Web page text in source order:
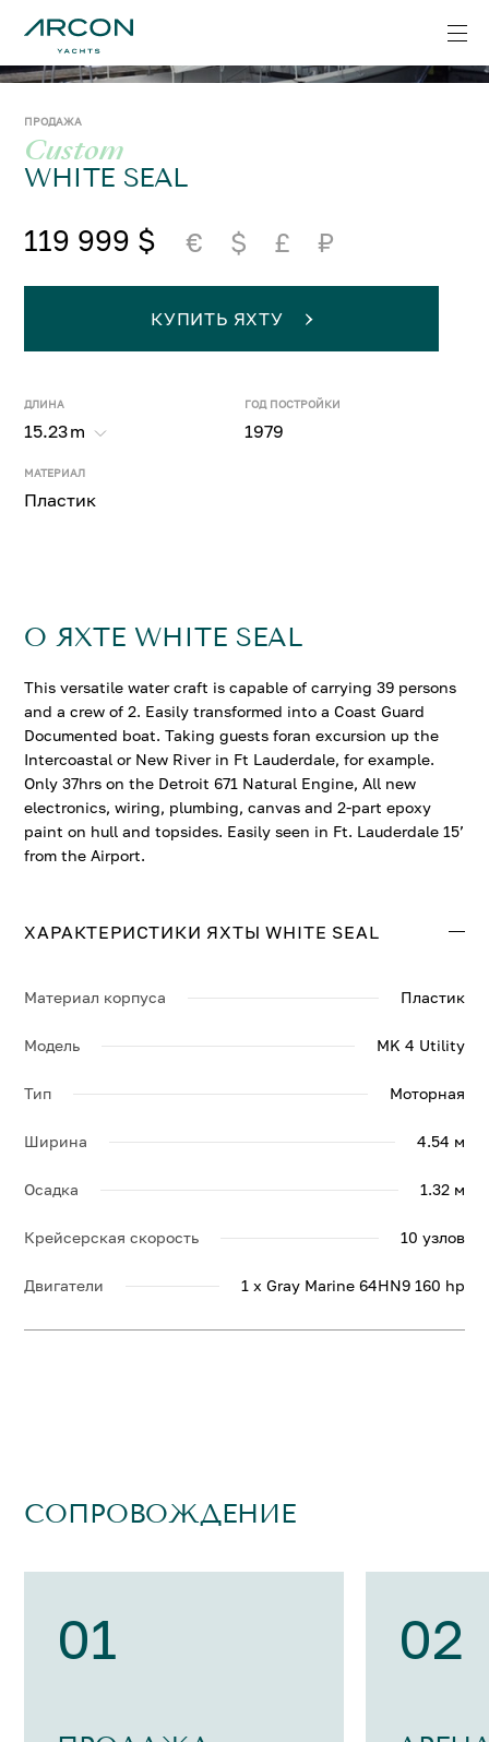
ПРОДАЖА
Custom
WHITE SEAL
119 999 $ € $ £ ₽
ДЛИНА
15.23m
ГОД ПОСТРОЙКИ
1979
МАТЕРИАЛ
Пластик
КУПИТЬ ЯХТУ
О ЯХТЕ WHITE SEAL
This versatile water craft is capable of carrying 39 persons
and a crew of 2. Easily transformed into a Coast Guard
Documented boat. Taking guests foran excursion up the
Intercoastal or New River in Ft Lauderdale, for example.
Only 37hrs on the Detroit 671 Natural Engine, All new
electronics, wiring, plumbing, canvas and 2-part epoxy
paint on hull and topsides. Easily seen in Ft. Lauderdale 15’
from the Airport.
ХАРАКТЕРИСТИКИ ЯХТЫ WHITE SEAL
Материал корпуса Пластик
Модель MK 4 Utility
Тип Моторная
Ширина 4.54 м
Осадка 1.32 м
Крейсерская скорость 10 узлов
Двигатели 1 x Gray Marine 64HN9 160 hp
СОПРОВОЖДЕНИЕ
01 02